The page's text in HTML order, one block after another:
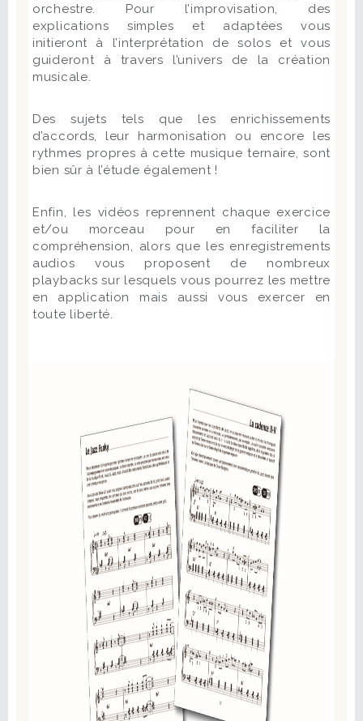
orchestre. Pour l’improvisation, des
explications simples et adaptées vous
initieront à l’interprétation de solos et vous
guideront à travers l’univers de la création
musicale.
Des sujets tels que les enrichissements
d’accords, leur harmonisation ou encore les
rythmes propres à cette musique ternaire, sont
bien sûr à l’étude également !
Enfin, les vidéos reprennent chaque exercice
et/ou morceau pour en faciliter la
compréhension, alors que les enregistrements
audios vous proposent de nombreux
playbacks sur lesquels vous pourrez les mettre
en application mais aussi vous exercer en
toute liberté.